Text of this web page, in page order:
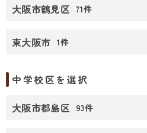
大阪市鶴見区 71件
東大阪市 1件
中学校区を選択
大阪市都島区 93件